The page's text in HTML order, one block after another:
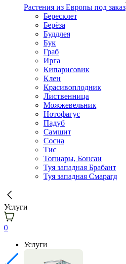
Растения из Европы под заказ
Бересклет
Берёза
Буддлея
Бук
Граб
Ирга
Кипарисовик
Клен
Красивоплодник
Лиственница
Можжевельник
Нотофагус
Падуб
Самшит
Сосна
Тис
Топиары, Бонсаи
Туя западная Брабант
Туя западная Смарагд
Услуги
0
Услуги